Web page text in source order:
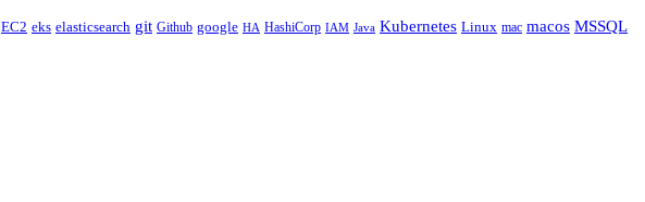
EC2 eks elasticsearch git Github google HA HashiCorp IAM Java Kubernetes Linux mac macos MSSQL